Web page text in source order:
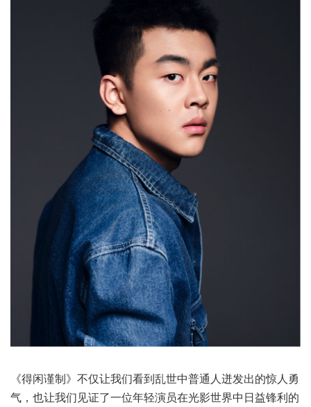
《得闲谨制》不仅让我们看到乱世中普通人迸发出的惊人勇
气，也让我们见证了一位年轻演员在光影世界中日益锋利的